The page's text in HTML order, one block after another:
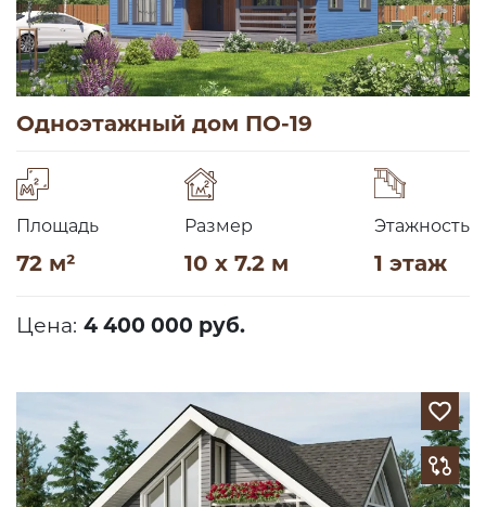
Одноэтажный дом ПО-19
Площадь
72 м²
Размер
10 x 7.2 м
Этажность
1 этаж
Цена: 4 400 000 руб.